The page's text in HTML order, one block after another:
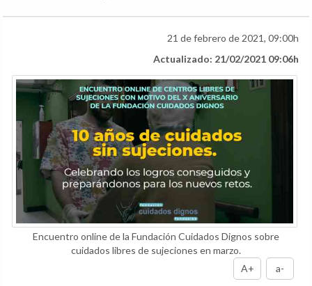
21 de febrero de 2021, 09:00h
Actualizado: 21/02/2021 09:06h
Encuentro online de la Fundación Cuidados Dignos sobre
cuidados libres de sujeciones en marzo.
A+
a-